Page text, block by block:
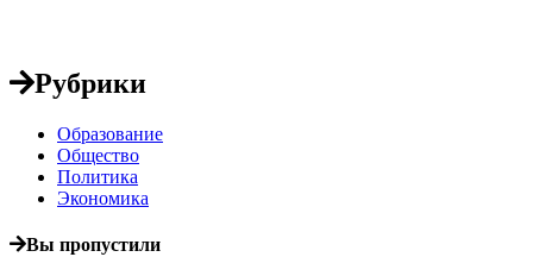
Рубрики
Образование
Общество
Политика
Экономика
Вы пропустили